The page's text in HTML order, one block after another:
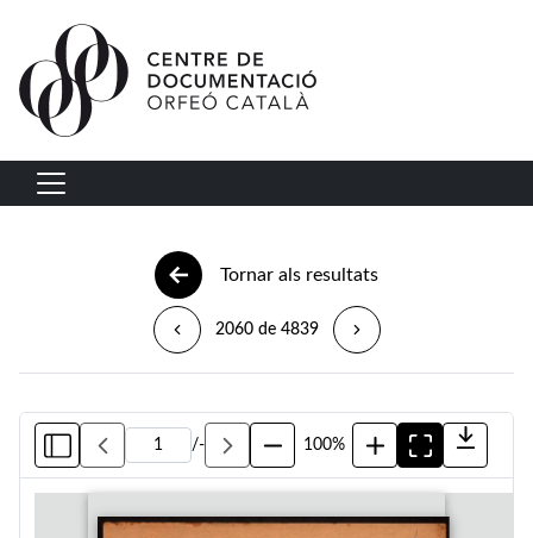
Vés al contingut
Navegació principal
Tornar als resultats
2060 de 4839
/- 100%